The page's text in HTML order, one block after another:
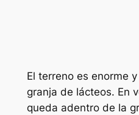
El terreno es enorme
granja de lácteos. En
queda adentro de la